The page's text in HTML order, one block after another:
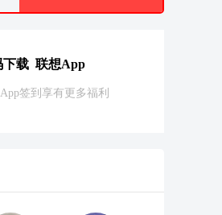
下载 联想App
签到享有更多福利